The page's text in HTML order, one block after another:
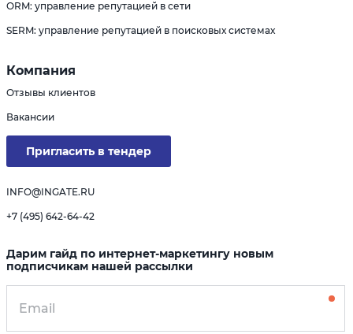
ORM: управление репутацией в сети
SERM: управление репутацией в поисковых системах
Компания
Отзывы клиентов
Вакансии
Пригласить в тендер
INFO@INGATE.RU
+7 (495) 642-64-42
Дарим гайд по интернет-маркетингу новым
подписчикам нашей рассылки